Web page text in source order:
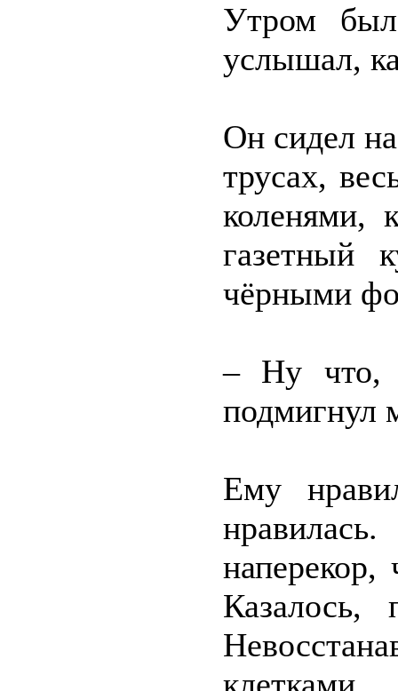
Утром
услышал,
Он сидел
трусах,
коленями,
газетный
чёрными
– Ну что,
подмигнул
Ему
наперекор,
Казалось,